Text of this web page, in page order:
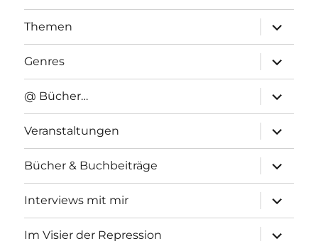
Themen
anzeigen
Genres
anzeigen
@ Bücher…
anzeigen
Veranstaltungen
anzeigen
Bücher & Buchbeiträge
anzeigen
Interviews mit mir
anzeigen
Im Visier der Repression